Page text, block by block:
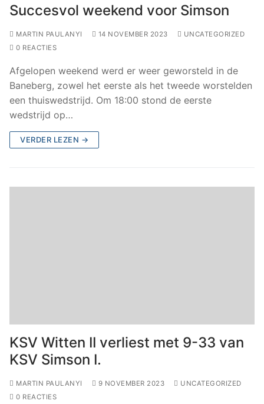
Succesvol weekend voor Simson
MARTIN PAULANYI 14 NOVEMBER 2023
UNCATEGORIZED
0 REACTIES
Afgelopen weekend werd er weer geworsteld in de
Baneberg, zowel het eerste als het tweede worstelden
een thuiswedstrijd. Om 18:00 stond de eerste
wedstrijd op…
VERDER LEZEN →
KSV Witten II verliest met 9-33 van
KSV Simson I.
MARTIN PAULANYI 9 NOVEMBER 2023
UNCATEGORIZED
0 REACTIES